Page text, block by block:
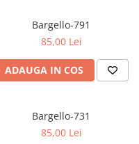
Bargello-791
85,00 Lei
ADAUGA IN COS
Bargello-731
85,00 Lei